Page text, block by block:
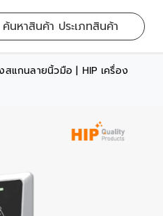
สแกนลายนิ้วมือ | HIP เครื่อง